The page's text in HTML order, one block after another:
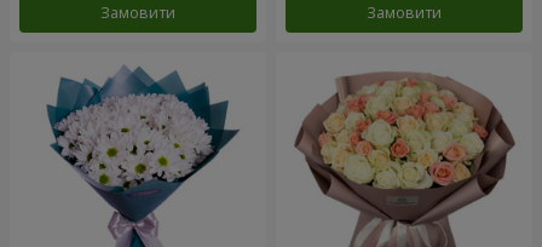
Замовити Замовити